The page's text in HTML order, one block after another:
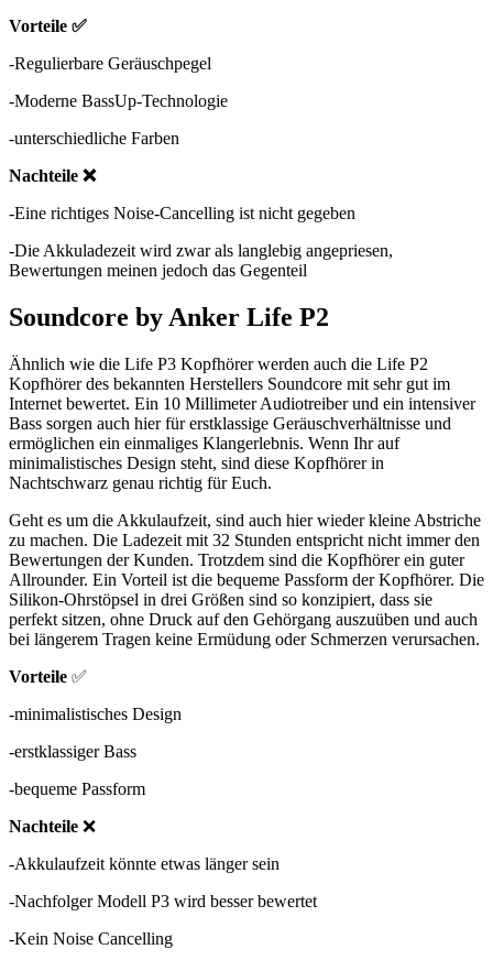
Vorteile ✅
-Regulierbare Geräuschpegel
-Moderne BassUp-Technologie
-unterschiedliche Farben
Nachteile ❌
-Eine richtiges Noise-Cancelling ist nicht gegeben
-Die Akkuladezeit wird zwar als langlebig angepriesen,
Bewertungen meinen jedoch das Gegenteil
Soundcore by Anker Life P2
Ähnlich wie die Life P3 Kopfhörer werden auch die Life P2
Kopfhörer des bekannten Herstellers Soundcore mit sehr gut im
Internet bewertet. Ein 10 Millimeter Audiotreiber und ein intensiver
Bass sorgen auch hier für erstklassige Geräuschverhältnisse und
ermöglichen ein einmaliges Klangerlebnis. Wenn Ihr auf
minimalistisches Design steht, sind diese Kopfhörer in
Nachtschwarz genau richtig für Euch.
Geht es um die Akkulaufzeit, sind auch hier wieder kleine Abstriche
zu machen. Die Ladezeit mit 32 Stunden entspricht nicht immer den
Bewertungen der Kunden. Trotzdem sind die Kopfhörer ein guter
Allrounder. Ein Vorteil ist die bequeme Passform der Kopfhörer. Die
Silikon-Ohrstöpsel in drei Größen sind so konzipiert, dass sie
perfekt sitzen, ohne Druck auf den Gehörgang auszuüben und auch
bei längerem Tragen keine Ermüdung oder Schmerzen verursachen.
Vorteile ✅
-minimalistisches Design
-erstklassiger Bass
-bequeme Passform
Nachteile ❌
-Akkulaufzeit könnte etwas länger sein
-Nachfolger Modell P3 wird besser bewertet
-Kein Noise Cancelling